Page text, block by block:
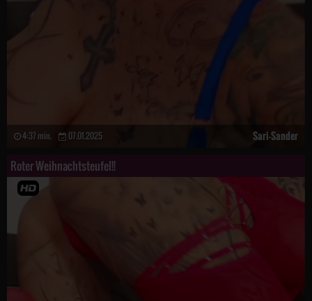
4:37 min. 07.01.2025 Sari-Sander
Roter Weihnachtsteufel!!